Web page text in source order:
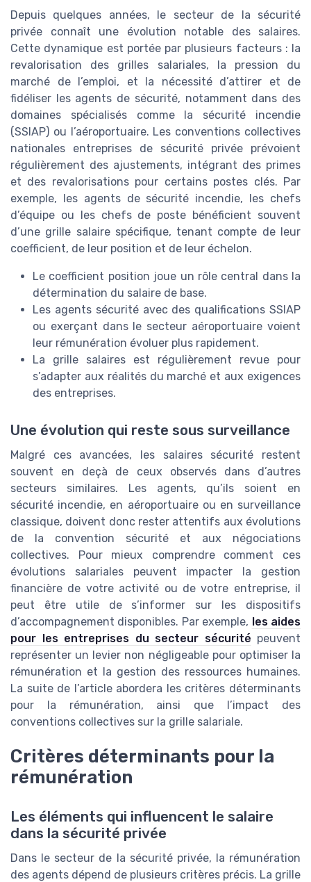
Depuis quelques années, le secteur de la sécurité
privée connaît une évolution notable des salaires.
Cette dynamique est portée par plusieurs facteurs : la
revalorisation des grilles salariales, la pression du
marché de l’emploi, et la nécessité d’attirer et de
fidéliser les agents de sécurité, notamment dans des
domaines spécialisés comme la sécurité incendie
(SSIAP) ou l’aéroportuaire. Les conventions collectives
nationales entreprises de sécurité privée prévoient
régulièrement des ajustements, intégrant des primes
et des revalorisations pour certains postes clés. Par
exemple, les agents de sécurité incendie, les chefs
d’équipe ou les chefs de poste bénéficient souvent
d’une grille salaire spécifique, tenant compte de leur
coefficient, de leur position et de leur échelon.
Le coefficient position joue un rôle central dans la
détermination du salaire de base.
Les agents sécurité avec des qualifications SSIAP
ou exerçant dans le secteur aéroportuaire voient
leur rémunération évoluer plus rapidement.
La grille salaires est régulièrement revue pour
s’adapter aux réalités du marché et aux exigences
des entreprises.
Une évolution qui reste sous surveillance
Malgré ces avancées, les salaires sécurité restent
souvent en deçà de ceux observés dans d’autres
secteurs similaires. Les agents, qu’ils soient en
sécurité incendie, en aéroportuaire ou en surveillance
classique, doivent donc rester attentifs aux évolutions
de la convention sécurité et aux négociations
collectives. Pour mieux comprendre comment ces
évolutions salariales peuvent impacter la gestion
financière de votre activité ou de votre entreprise, il
peut être utile de s’informer sur les dispositifs
d’accompagnement disponibles. Par exemple, les aides
pour les entreprises du secteur sécurité peuvent
représenter un levier non négligeable pour optimiser la
rémunération et la gestion des ressources humaines.
La suite de l’article abordera les critères déterminants
pour la rémunération, ainsi que l’impact des
conventions collectives sur la grille salariale.
Critères déterminants pour la
rémunération
Les éléments qui influencent le salaire
dans la sécurité privée
Dans le secteur de la sécurité privée, la rémunération
des agents dépend de plusieurs critères précis. La grille